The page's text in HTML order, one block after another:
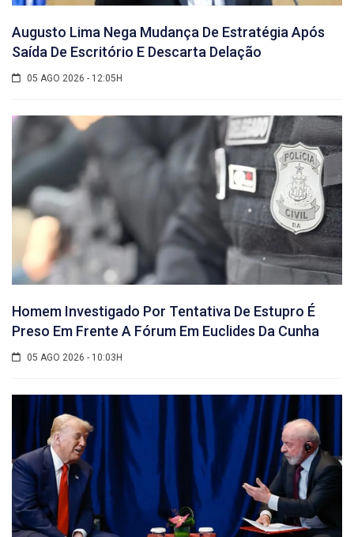
Augusto Lima Nega Mudança De Estratégia Após
Saída De Escritório E Descarta Delação
05 AGO 2026 - 12:05H
Homem Investigado Por Tentativa De Estupro É
Preso Em Frente A Fórum Em Euclides Da Cunha
05 AGO 2026 - 10:03H